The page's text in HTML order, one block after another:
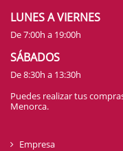
LUNES A VIERNES
De 7:00h a 19:00h
SÁBADOS
De 8:30h a 13:30h
Puedes realizar tus
Menorca.
Empresa